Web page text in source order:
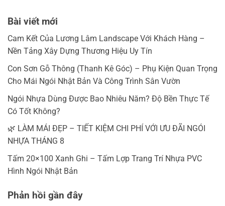
Bài viết mới
Cam Kết Của Lương Lâm Landscape Với Khách Hàng –
Nền Tảng Xây Dựng Thương Hiệu Uy Tín
Con Sơn Gỗ Thông (Thanh Kê Góc) – Phụ Kiện Quan Trọng
Cho Mái Ngói Nhật Bản Và Công Trình Sân Vườn
Ngói Nhựa Dùng Được Bao Nhiêu Năm? Độ Bền Thực Tế
Có Tốt Không?
🌿 LÀM MÁI ĐẸP – TIẾT KIỆM CHI PHÍ VỚI ƯU ĐÃI NGÓI
NHỰA THÁNG 8
Tấm 20×100 Xanh Ghi – Tấm Lợp Trang Trí Nhựa PVC
Hình Ngói Nhật Bản
Phản hồi gần đây